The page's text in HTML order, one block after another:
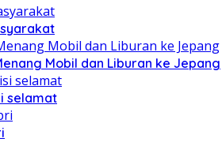
Mobil dan Liburan ke Jepang
selamat